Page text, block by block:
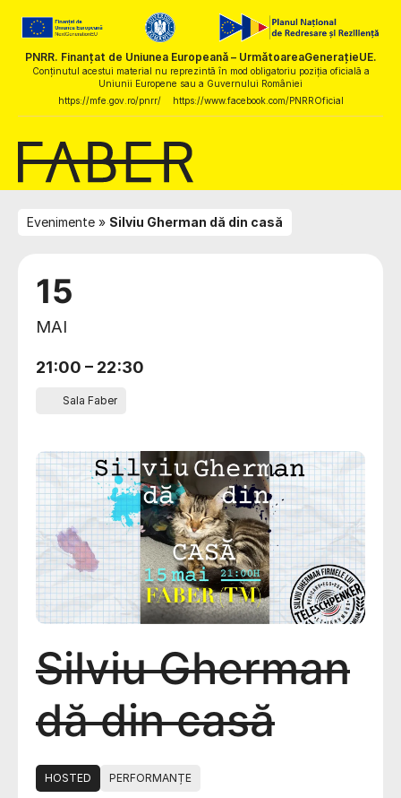
PNRR. Finanțat de Uniunea Europeană – UrmătoareaGenerațieUE.
Conținutul acestui material nu reprezintă în mod obligatoriu poziția oficială a
Uniunii Europene sau a Guvernului României
https://mfe.gov.ro/pnrr/
https://www.facebook.com/PNRROficial
Evenimente Silviu Gherman dă din casă
15
MAI
21:00 – 22:30
Sala Faber
Silviu Gherman
dă din casă
HOSTED PERFORMANȚE